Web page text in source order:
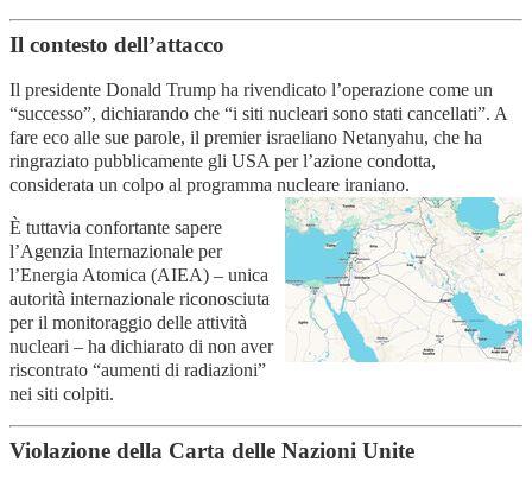
Il contesto dell’attacco
Il presidente Donald Trump ha rivendicato l’operazione come un
“successo”, dichiarando che “i siti nucleari sono stati cancellati”. A
fare eco alle sue parole, il premier israeliano Netanyahu, che ha
ringraziato pubblicamente gli USA per l’azione condotta,
considerata un colpo al programma nucleare iraniano.
È tuttavia confortante sapere
l’Agenzia Internazionale per
l’Energia Atomica (AIEA) – unica
autorità internazionale riconosciuta
per il monitoraggio delle attività
nucleari – ha dichiarato di non aver
riscontrato “aumenti di radiazioni”
nei siti colpiti.
Violazione della Carta delle Nazioni Unite